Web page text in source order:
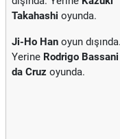
Takahashi oyunda.
Ji-Ho Han oyun dışında.
Yerine Rodrigo Bassani
da Cruz oyunda.